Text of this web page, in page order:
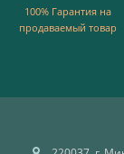
100% Гарантия на
продаваемый товар